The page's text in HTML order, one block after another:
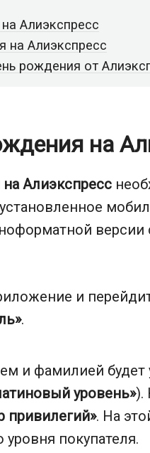
Алиэкспресс
на Алиэкспресс
рождения от
на
Алиэкспресс
версии
и
.
и фамилией будет
уровень»).
привилегий». На
покупателя.